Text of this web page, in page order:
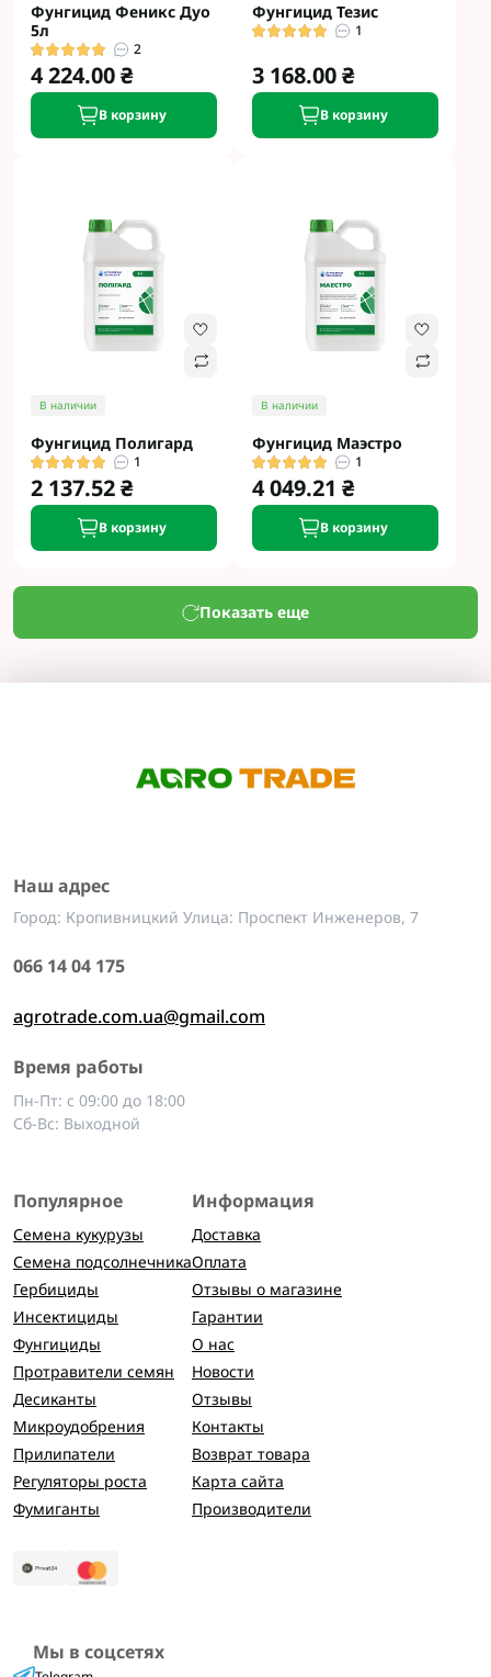
Фунгицид Феникс Дуо
5л
2
4 224.00 ₴
В корзину
Фунгицид Тезис
1
3 168.00 ₴
В корзину
В наличии
Фунгицид Полигард
1
2 137.52 ₴
В корзину
В наличии
Фунгицид Маэстро
1
4 049.21 ₴
В корзину
Показать еще
Наш адрес
Город: Кропивницкий Улица: Проспект Инженеров, 7
066 14 04 175
agrotrade.com.ua@gmail.com
Время работы
Пн-Пт: с 09:00 до 18:00
Сб-Вс: Выходной
Популярное
Семена кукурузы
Семена подсолнечника
Гербициды
Инсектициды
Фунгициды
Протравители семян
Десиканты
Микроудобрения
Прилипатели
Регуляторы роста
Фумиганты
Информация
Доставка
Оплата
Отзывы о магазине
Гарантии
О нас
Новости
Отзывы
Контакты
Возврат товара
Карта сайта
Производители
Мы в соцсетях